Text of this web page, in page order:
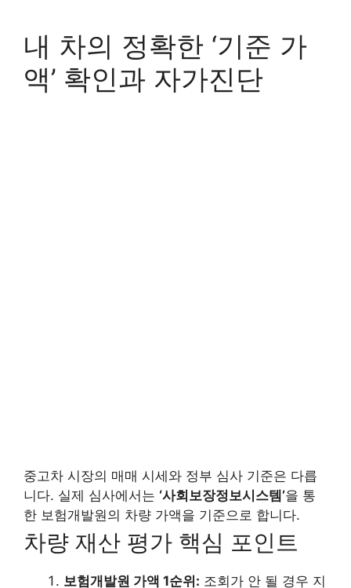
내 차의 정확한 ‘기준 가
액’ 확인과 자가진단
중고차 시장의 매매 시세와 정부 심사 기준은 다릅
니다. 실제 심사에서는 ‘사회보장정보시스템’을 통
한 보험개발원의 차량 가액을 기준으로 합니다.
차량 재산 평가 핵심 포인트
보험개발원 가액 1순위: 조회가 안 될 경우 지